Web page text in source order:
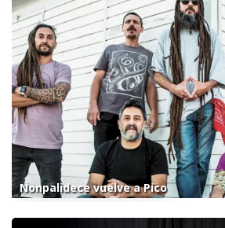
Nonpalidece vuelve a Pico